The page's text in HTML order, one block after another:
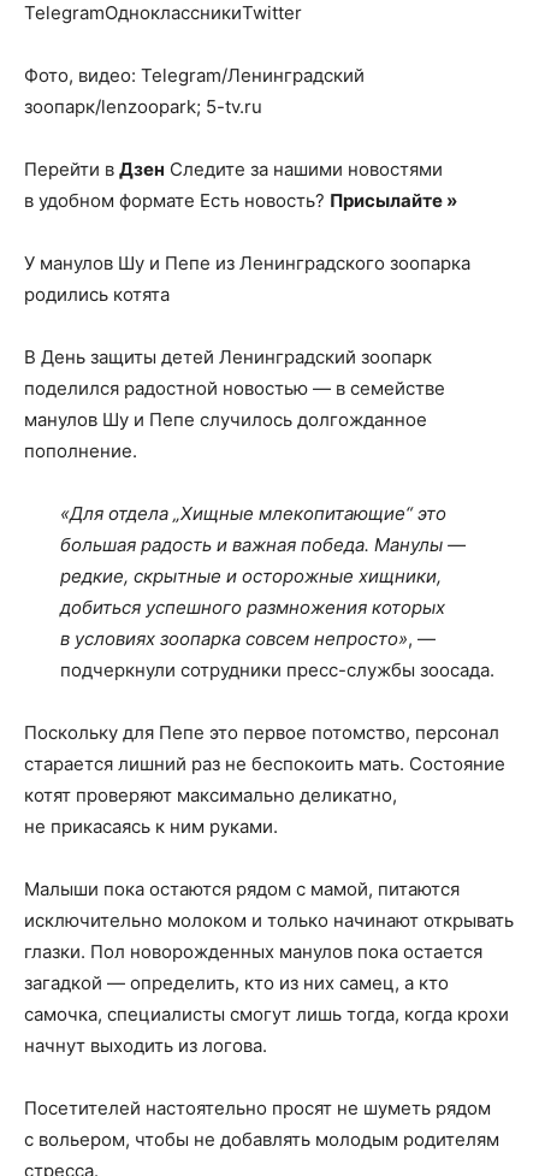
TelegramОдноклассникиTwitter
Фото, видео: Telegram/Ленинградский
зоопарк/lenzoopark; 5-tv.ru
Перейти в Дзен Следите за нашими новостями
в удобном формате Есть новость? Присылайте »
У манулов Шу и Пепе из Ленинградского зоопарка
родились котята
В День защиты детей Ленинградский зоопарк
поделился радостной новостью — в семействе
манулов Шу и Пепе случилось долгожданное
пополнение.
«Для отдела „Хищные млекопитающие“ это
большая радость и важная победа. Манулы —
редкие, скрытные и осторожные хищники,
добиться успешного размножения которых
в условиях зоопарка совсем непросто», —
подчеркнули сотрудники пресс-службы зоосада.
Поскольку для Пепе это первое потомство, персонал
старается лишний раз не беспокоить мать. Состояние
котят проверяют максимально деликатно,
не прикасаясь к ним руками.
Малыши пока остаются рядом с мамой, питаются
исключительно молоком и только начинают открывать
глазки. Пол новорожденных манулов пока остается
загадкой — определить, кто из них самец, а кто
самочка, специалисты смогут лишь тогда, когда крохи
начнут выходить из логова.
Посетителей настоятельно просят не шуметь рядом
с вольером, чтобы не добавлять молодым родителям
стресса.